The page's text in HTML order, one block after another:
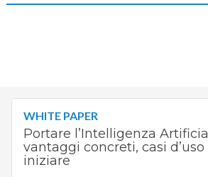
WHITE PAPER
Portare l’Intelligenza
vantaggi concreti, casi
iniziare